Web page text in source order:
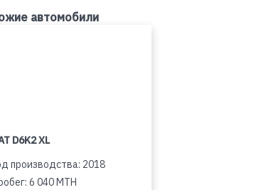
автомобили
D6K2 XL
производства: 2018
6 040 MTH